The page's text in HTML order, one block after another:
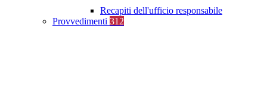
Recapiti dell'ufficio responsabile
Provvedimenti 312